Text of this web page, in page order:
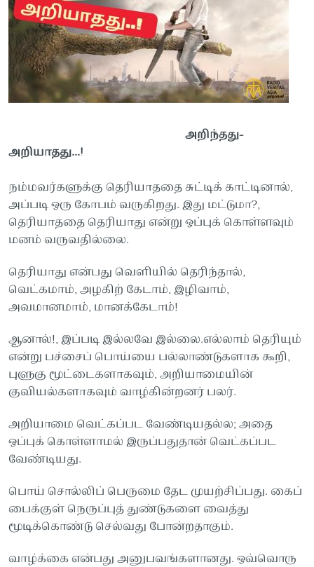
அறிந்தது-
அறியாதது...!
நம்மவர்களுக்கு தெரியாததை சுட்டிக் காட்டினால்,
அப்படி ஒரு கோபம் வருகிறது. இது மட்டுமா?,
தெரியாததை தெரியாது என்று ஒப்புக் கொள்ளவும்
மனம் வருவதில்லை.
தெரியாது என்பது வெளியில் தெரிந்தால்,
வெட்கமாம், அழகிற் கேடாம், இழிவாம்,
அவமானமாம், மானக்கேடாம்!
ஆனால்!, இப்படி இல்லவே இல்லை.எல்லாம் தெரியும்
என்று பச்சைப் பொய்யை பல்லாண்டுகளாக கூறி,
புளுகு மூட்டைகளாகவும், அறியாமையின்
குவியல்களாகவும் வாழ்கின்றனர் பலர்.
அறியாமை வெட்கப்பட வேண்டியதல்ல; அதை
ஒப்புக் கொள்ளாமல் இருப்பதுதான் வெட்கப்பட
வேண்டியது.
பொய் சொல்லிப் பெருமை தேட முயற்சிப்பது. கைப்
பைக்குள் நெருப்புத் துண்டுகளை வைத்து
மூடிக்கொண்டு செல்வது போன்றதாகும்.
வாழ்க்கை என்பது அனுபவங்களானது. ஒவ்வொரு